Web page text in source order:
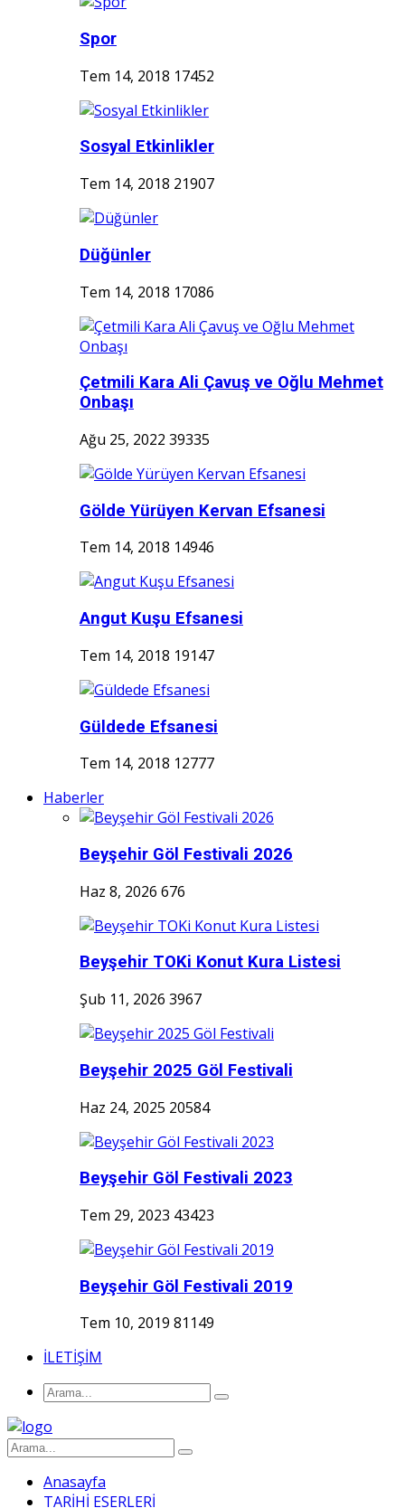
Spor
Tem 14, 2018 17452
Sosyal Etkinlikler
Tem 14, 2018 21907
Düğünler
Tem 14, 2018 17086
Çetmili Kara Ali Çavuş ve Oğlu Mehmet
Onbaşı
Ağu 25, 2022 39335
Gölde Yürüyen Kervan Efsanesi
Tem 14, 2018 14946
Angut Kuşu Efsanesi
Tem 14, 2018 19147
Güldede Efsanesi
Tem 14, 2018 12777
Haberler
Beyşehir Göl Festivali 2026
Haz 8, 2026 676
Beyşehir TOKi Konut Kura Listesi
Şub 11, 2026 3967
Beyşehir 2025 Göl Festivali
Haz 24, 2025 20584
Beyşehir Göl Festivali 2023
Tem 29, 2023 43423
Beyşehir Göl Festivali 2019
Tem 10, 2019 81149
İLETİŞİM
Anasayfa
TARİHİ ESERLERİ